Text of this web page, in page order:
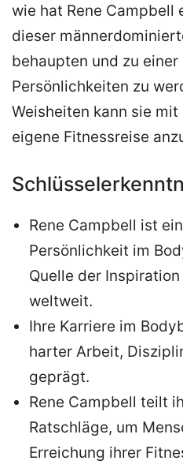
wie hat Rene Campbell
dieser
behaupten und zu
Persönlichkeiten zu
Weisheiten kann sie
eigene Fitnessreise
Rene Campbell ist
Persönlichkeit im
Quelle der
weltweit.
Ihre Karriere im
harter Arbeit,
geprägt.
Rene Campbell teilt
Ratschläge, um
Erreichung ihrer